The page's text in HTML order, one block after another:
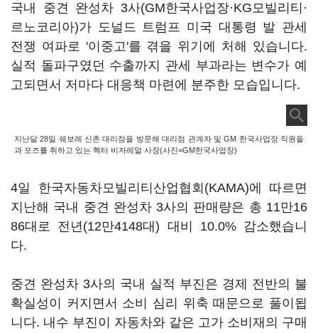
국내 중견 완성차 3사(GM한국사업장·KG모빌리티·
르노코리아)가 도널드 트럼프 미국 대통령 발 관세
전쟁 여파로 '이중고'를 겪을 위기에 처해 있습니다.
실적 돌파구였던 수출까지 관세 부과라는 변수가 예
고되면서 저마다 대응책 마련에 분주한 모습입니다.
지난달 28일 쉐보레 신촌 대리점을 방문해 대리점 관계자 및 GM 한국사업장 직원들
과 포즈를 취하고 있는 헥터 비자레알 사장(사진=GM한국사업장)
4일 한국자동차모빌리티산업협회(KAMA)에 따르면
지난해 국내 중견 완성차 3사의 판매량은 총 11만16
86대로 전년(12만4148대) 대비 10.0% 감소했습니
다.
중견 완성차 3사의 국내 실적 부진은 경제 전반의 불
확실성이 커지면서 소비 심리 위축 때문으로 풀이됩
니다. 내수 부진이 자동차와 같은 고가 소비재의 구매